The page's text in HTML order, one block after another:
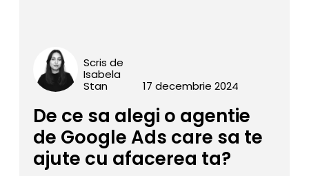
Scris de
Isabela
Stan
17 decembrie 2024
De ce sa alegi o agentie
de Google Ads care sa te
ajute cu afacerea ta?